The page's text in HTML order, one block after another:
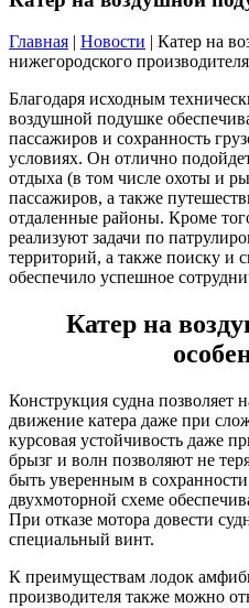
Главная | Новости | Катер на
нижегородского производителя
Благодаря исходным
воздушной подушке
пассажиров и сохранность
условиях. Он отлично
отдыха (в том числе охоты и
пассажиров, а также
отдаленные районы. Кроме
реализуют задачи по
территорий, а также поиску и
обеспечило успешное
Катер на
Конструкция судна позволяет
движение катера даже при
курсовая устойчивость даже
брызг и волн позволяют не
быть уверенным в
двухмоторной схеме
При отказе мотора довести
специальный винт.
К преимуществам лодок
производителя также можно